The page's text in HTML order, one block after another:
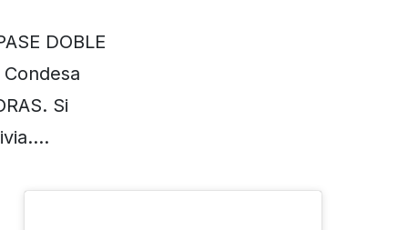
DOBLE
Si